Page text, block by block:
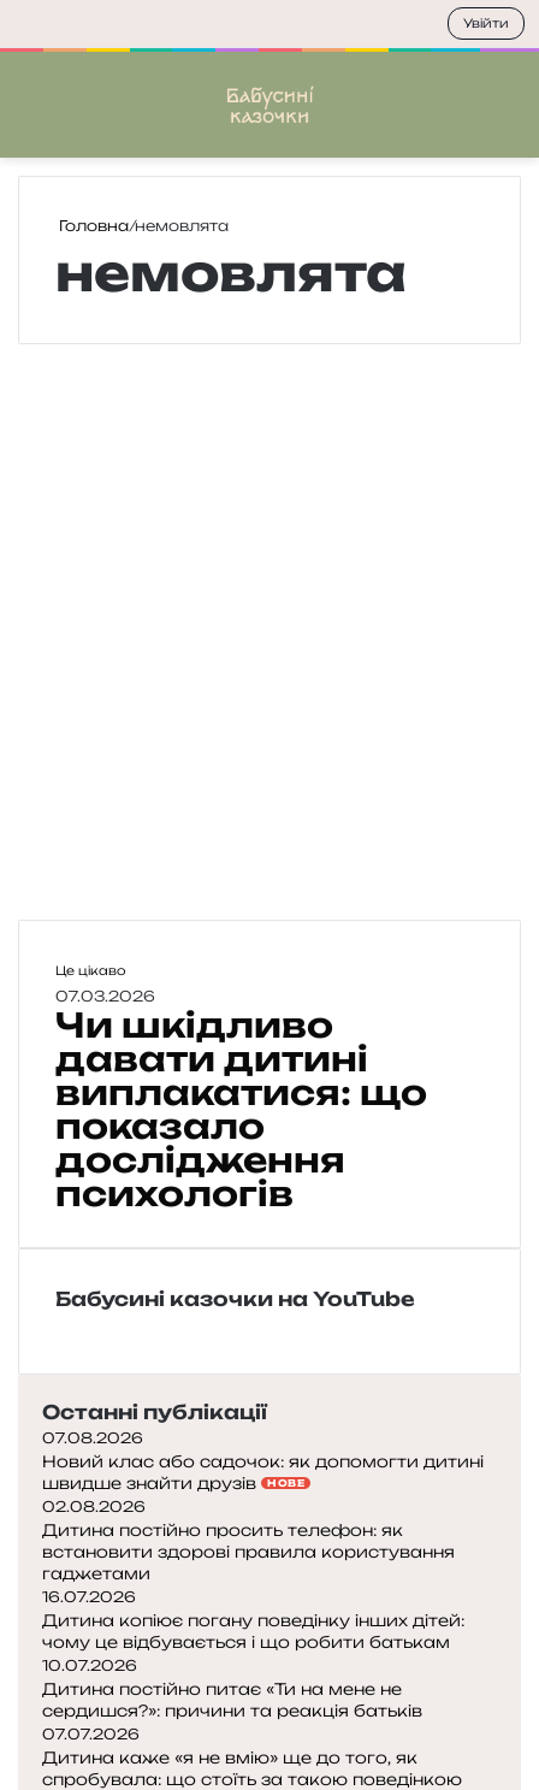
Головна/немовлята
немовлята
Ч
и
ш
і
д
л
в
о
а
а
д
т
н
і
в
и
п
л
а
к
т
и
с
я
Це цікаво
07.03.2026
Чи шкідливо
давати дитині
виплакатися: що
показало
дослідження
психологів
Бабусині казочки на YouTube
Останні публікації
07.08.2026
Новий клас або садочок: як допомогти дитині
швидше знайти друзів
НОВЕ
02.08.2026
Дитина постійно просить телефон: як
встановити здорові правила користування
гаджетами
16.07.2026
Дитина копіює погану поведінку інших дітей:
чому це відбувається і що робити батькам
10.07.2026
Дитина постійно питає «Ти на мене не
сердишся?»: причини та реакція батьків
07.07.2026
Дитина каже «я не вмію» ще до того, як
спробувала: що стоїть за такою поведінкою
Увійти